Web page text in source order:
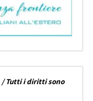
/ Tutti i diritti sono